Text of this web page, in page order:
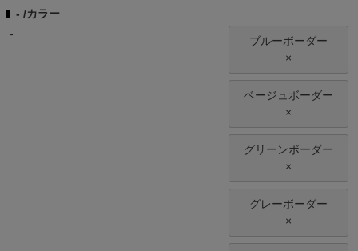
-
カラー
-
ブルーボーダー
×
ベージュボーダー
×
グリーンボーダー
×
グレーボーダー
×